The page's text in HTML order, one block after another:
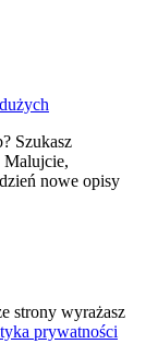
Szukasz
Malujcie,
nowe opisy
strony wyrażasz
prywatności